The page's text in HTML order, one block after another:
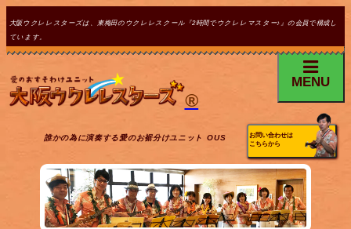
大阪ウクレレスターズは、東梅田のウクレレスクール『2時間でウクレレマスター♪』の会員で構成し
ています。
®
MENU
誰かの為に演奏する愛のお裾分けユニット OUS
お問い合わせは
こちらから